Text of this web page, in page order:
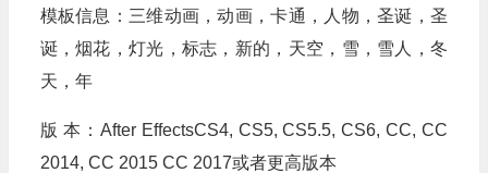
模板信息：三维动画，动画，卡通，人物，圣诞，圣
诞，烟花，灯光，标志，新的，天空，雪，雪人，冬
天，年
版 本：After EffectsCS4, CS5, CS5.5, CS6, CC, CC
2014, CC 2015 CC 2017或者更高版本